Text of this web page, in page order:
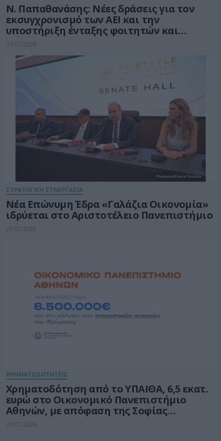
Ν. Παπαθανάσης: Νέες δράσεις για τον
εκσυγχρονισμό των ΑΕΙ και την
υποστήριξη ένταξης φοιτητών και
φοιτητριών στην αγορά εργασίας
29.07.2026
ΣΤΡΑΤΗΓΙΚΗ ΣΥΝΕΡΓΑΣΙΑ
Νέα Επώνυμη Έδρα «Γαλάζια Οικονομία»
ιδρύεται στο Αριστοτέλειο Πανεπιστήμιο
28.07.2026
ΧΡΗΜΑΤΟΔΟΤΗΣΕΙΣ
Χρηματοδότηση από το ΥΠΑΙΘΑ, 6,5 εκατ.
ευρώ στο Οικονομικό Πανεπιστήμιο
Αθηνών, με απόφαση της Σοφίας
Ζαχαράκη
28.07.2026